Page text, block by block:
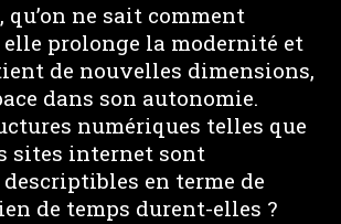
qu’on ne sait comment
prolonge la modernité et
de nouvelles dimensions,
dans son autonomie.
numériques telles que
sites internet sont
en terme de
de temps durent-elles ?